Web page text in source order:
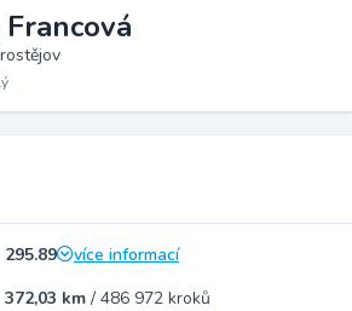
295.89
více informací
372,03 km / 486 972 kroků